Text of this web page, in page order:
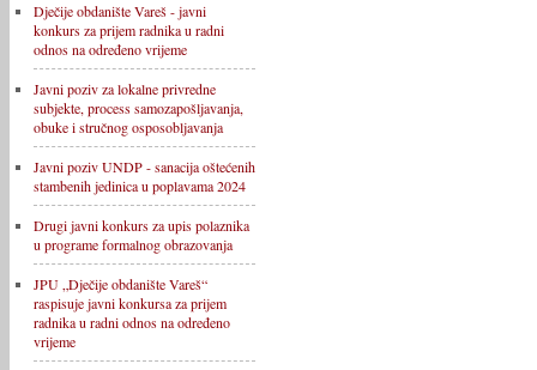
Dječije obdanište Vareš - javni
konkurs za prijem radnika u radni
odnos na određeno vrijeme
Javni poziv za lokalne privredne
subjekte, process samozapošljavanja,
obuke i stručnog osposobljavanja
Javni poziv UNDP - sanacija oštećenih
stambenih jedinica u poplavama 2024
Drugi javni konkurs za upis polaznika
u programe formalnog obrazovanja
JPU „Dječije obdanište Vareš“
raspisuje javni konkursa za prijem
radnika u radni odnos na određeno
vrijeme